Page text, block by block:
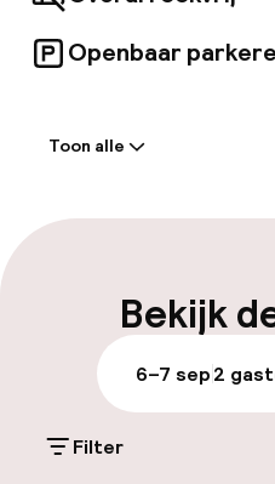
Openbaar
Bagageruimte
Parkeren & mobiliteit
Openbaar parkeren
Fietsverhuur
Toon alle
Bekijk
6–7 sep2
Filter